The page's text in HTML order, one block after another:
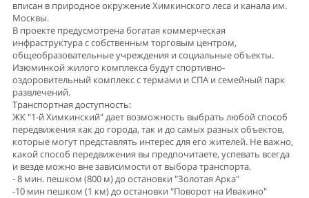
вписан в природное окружение Химкинского леса и канала им.
Москвы.
В проекте предусмотрена богатая коммерческая
инфраструктура с собственным торговым центром,
общеобразовательные учреждения и социальные объекты.
Изюминкой жилого комплекса будут спортивно-
оздоровительный комплекс с термами и СПА и семейный парк
развлечений.
Транспортная доступность:
ЖК "1-й Химкинский" дает возможность выбрать любой способ
передвижения как до города, так и до самых разных объектов,
которые могут представлять интерес для его жителей. Не важно,
какой способ передвижения вы предпочитаете, успевать всегда
и везде можно вне зависимости от выбора транспорта.
- 8 мин. пешком (800 м) до остановки "Золотая Арка"
-10 мин пешком (1 км) до остановки "Поворот на Ивакино"